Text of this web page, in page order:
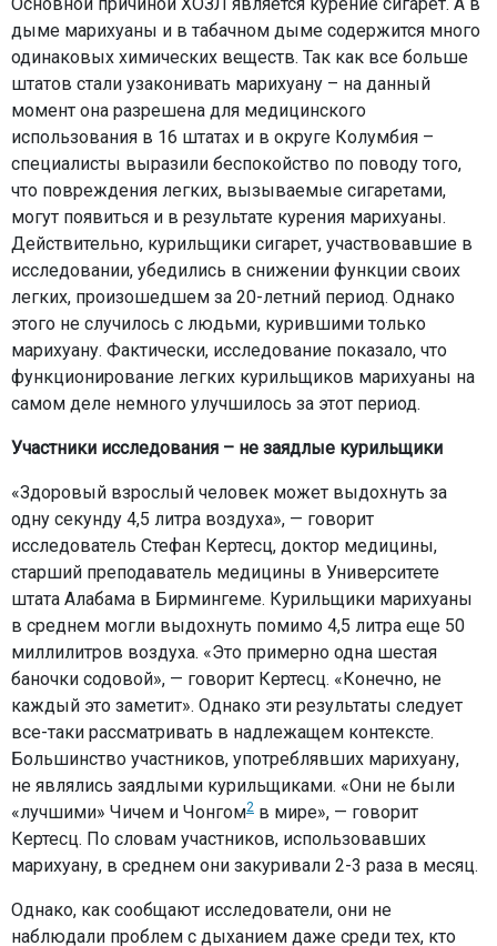
дыме марихуаны и в табачном дыме содержится много
одинаковых химических веществ. Так как все больше
штатов стали узаконивать марихуану – на данный
момент она разрешена для медицинского
использования в 16 штатах и в округе Колумбия –
специалисты выразили беспокойство по поводу того,
что повреждения легких, вызываемые сигаретами,
могут появиться и в результате курения марихуаны.
Действительно, курильщики сигарет, участвовавшие в
исследовании, убедились в снижении функции своих
легких, произошедшем за 20-летний период. Однако
этого не случилось с людьми, курившими только
марихуану. Фактически, исследование показало, что
функционирование легких курильщиков марихуаны на
самом деле немного улучшилось за этот период.
Участники исследования – не заядлые курильщики
«Здоровый взрослый человек может выдохнуть за
одну секунду 4,5 литра воздуха», — говорит
исследователь Стефан Кертесц, доктор медицины,
старший преподаватель медицины в Университете
штата Алабама в Бирмингеме. Курильщики марихуаны
в среднем могли выдохнуть помимо 4,5 литра еще 50
миллилитров воздуха. «Это примерно одна шестая
баночки содовой», — говорит Кертесц. «Конечно, не
каждый это заметит». Однако эти результаты следует
все-таки рассматривать в надлежащем контексте.
Большинство участников, употреблявших марихуану,
не являлись заядлыми курильщиками. «Они не были
«лучшими» Чичем и Чонгом2 в мире», — говорит
Кертесц. По словам участников, использовавших
марихуану, в среднем они закуривали 2-3 раза в месяц.
Однако, как сообщают исследователи, они не
наблюдали проблем с дыханием даже среди тех, кто